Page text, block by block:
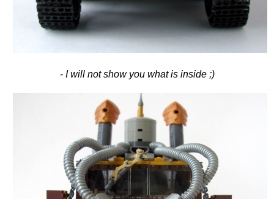
- I will not show you what is inside ;)